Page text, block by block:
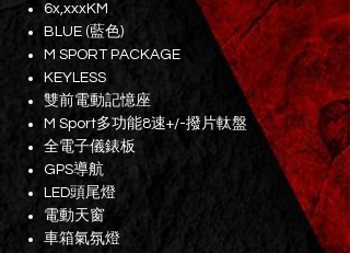
6x,xxxKM
BLUE (藍色)
M SPORT PACKAGE
KEYLESS
雙前電動記憶座
M Sport多功能8速+/-撥片軚盤
全電子儀錶板
GPS導航
LED頭尾燈
電動天窗
車箱氣氛燈